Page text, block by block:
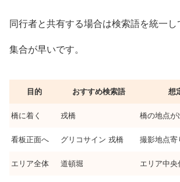
同行者と共有する場合は検索語を統一し
集合が早いです。
目的 おすすめ検索語 想
橋に着く 戎橋 橋の地点が
看板正面へ グリコサイン 戎橋 撮影地点寄
エリア全体 道頓堀 エリア中